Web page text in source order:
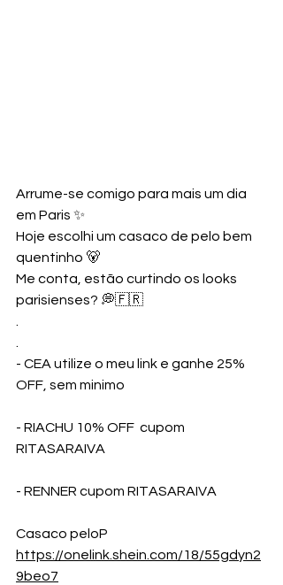
Arrume-se comigo para mais um dia
em Paris ✨
Hoje escolhi um casaco de pelo bem
quentinho 🐻
Me conta, estão curtindo os looks
parisienses? 💭🇫🇷
.
.
- CEA utilize o meu link e ganhe 25%
OFF, sem minimo
- RIACHU 10% OFF  cupom
RITASARAIVA
- RENNER cupom RITASARAIVA
Casaco peloP
https://onelink.shein.com/18/55gdyn2
9beo7